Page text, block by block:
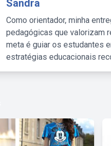
Sandra
Como orientador, minha
pedagógicas que valorizam
meta é guiar os estudantes
estratégias educacionais